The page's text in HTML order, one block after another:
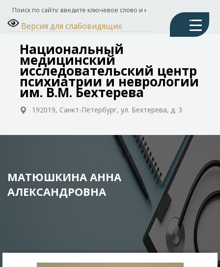
Версия для слабовидящих
Национальный
медицинский
исследовательский центр
психиатрии и неврологии
им. В.М. Бехтерева
192019, Санкт-Петербург, ул. Бехтерева, д. 3
МАТЮШКИНА АННА
АЛЕКСАНДРОВНА